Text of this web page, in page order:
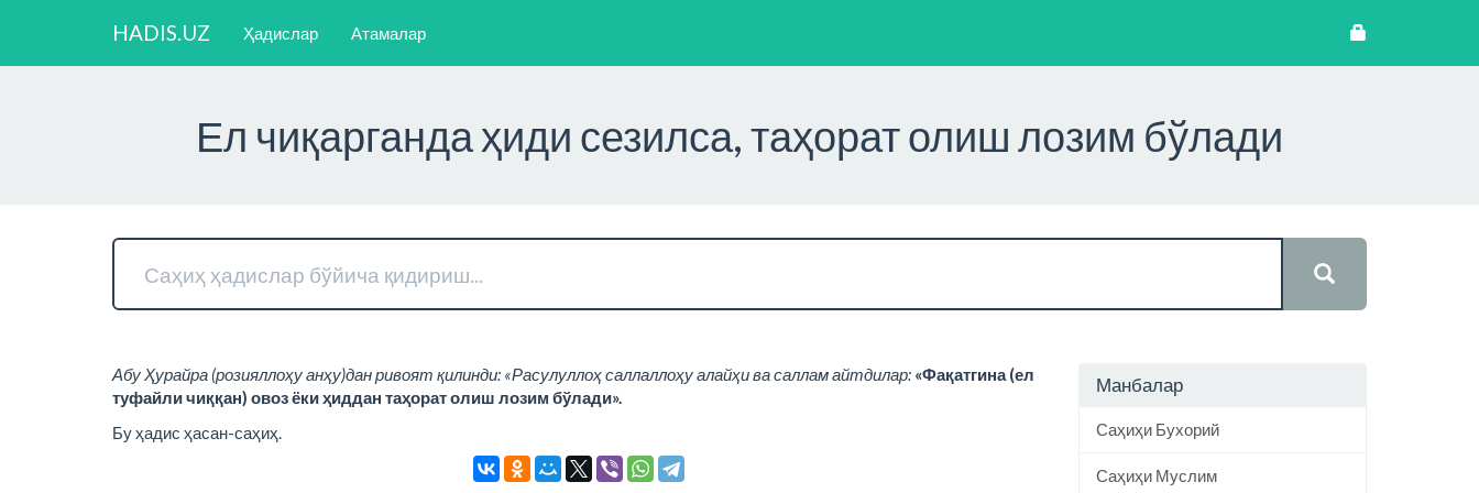
HADIS.UZ Ҳадислар Атамалар
Ел чиқарганда ҳиди сезилса, таҳорат олиш лозим бўлади
Абу Ҳурайра (розияллоҳу анҳу)дан ривоят қилинди: «Расулуллоҳ саллаллоҳу алайҳи ва саллам айтдилар: «Фақатгина (ел
туфайли чиққан) овоз ёки ҳиддан таҳорат олиш лозим бўлади».
Бу ҳадис ҳасан-саҳиҳ.
Манбалар
Саҳиҳи Бухорий
Саҳиҳи Муслим